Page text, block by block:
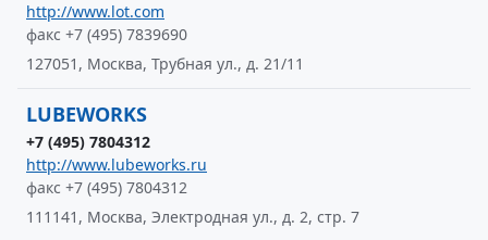
http://www.lot.com
факс +7 (495) 7839690
127051, Москва, Трубная ул., д. 21/11
LUBEWORKS
+7 (495) 7804312
http://www.lubeworks.ru
факс +7 (495) 7804312
111141, Москва, Электродная ул., д. 2, стр. 7